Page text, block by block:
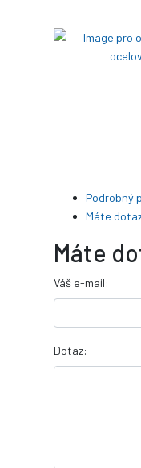
Podrobný
Máte
Máte
Váš e-mail:
Dotaz: